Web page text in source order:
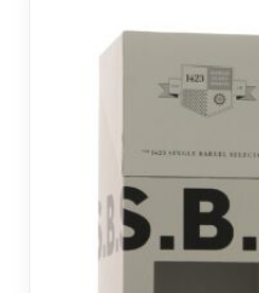
COFFRETS & CADEAUX
BOUTIQUE LOIRET